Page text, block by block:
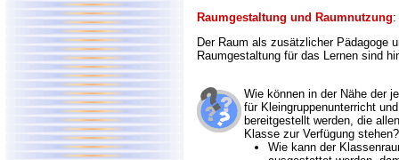
Raumgestaltung und Raumnutzung:
Der Raum als zusätzlicher Pädagoge
Raumgestaltung für das Lernen sind
Wie können in der Nähe der
für Kleingruppenunterricht
bereitgestellt werden, die
Klasse zur Verfügung stehen?
Wie kann der